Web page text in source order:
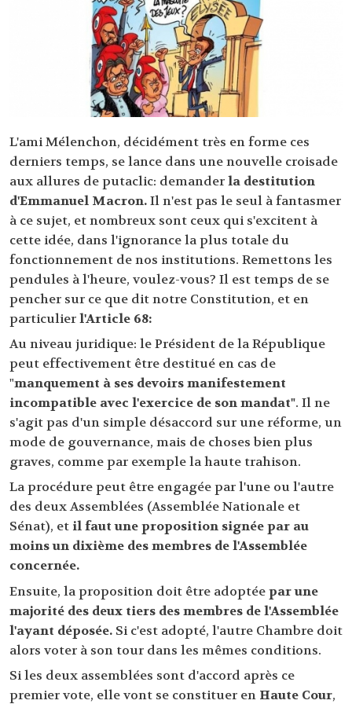
L'ami Mélenchon, décidément très en forme ces
derniers temps, se lance dans une nouvelle croisade
aux allures de putaclic: demanderla destitution
d'Emmanuel Macron.Il n'est pas le seul à fantasmer
à ce sujet, et nombreux sont ceux qui s'excitent à
cette idée, dans l'ignorance la plus totale du
fonctionnement de nos institutions. Remettons les
pendules à l'heure, voulez-vous? Il est temps de se
pencher sur ce que dit notre Constitution, et en
particulierl'Article 68:
Au niveau juridique: le Président de la République
peut effectivement être destitué en cas de
"manquement à ses devoirs manifestement
incompatible avec l'exercice de son mandat". Il ne
s'agit pas d'un simple désaccord sur une réforme, un
mode de gouvernance, mais de choses bien plus
graves, comme par exemple la haute trahison.
La procédure peut être engagée par l'une ou l'autre
des deux Assemblées (Assemblée Nationale et
Sénat), et il faut une proposition signée par au
moins un dixième des membres de l'Assemblée
concernée.
Ensuite, la proposition doit être adoptéepar une
majorité des deux tiers des membres de l'Assemblée
l'ayant déposée. Si c'est adopté, l'autre Chambre doit
alors voter à son tour dans les mêmes conditions.
Si les deux assemblées sont d'accord après ce
premier vote, elle vont se constituer en Haute Cour,